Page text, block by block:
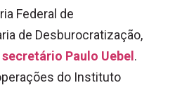
Federal de
de Desburocratização,
Paulo Uebel .
do Instituto